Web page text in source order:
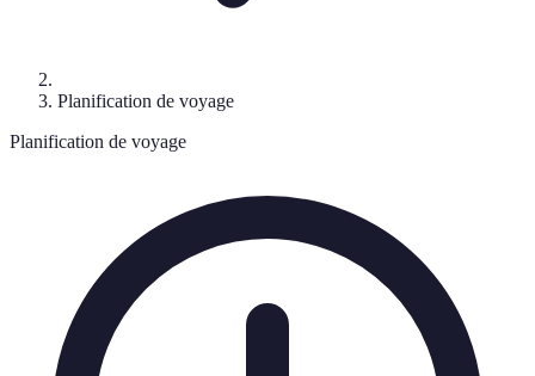
Planification de voyage
Planification de voyage